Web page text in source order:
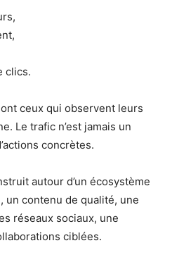
clics.
ceux qui observent leurs
Le trafic n’est jamais un
concrètes.
autour d’un écosystème
un contenu de qualité, une
réseaux sociaux, une
ciblées.